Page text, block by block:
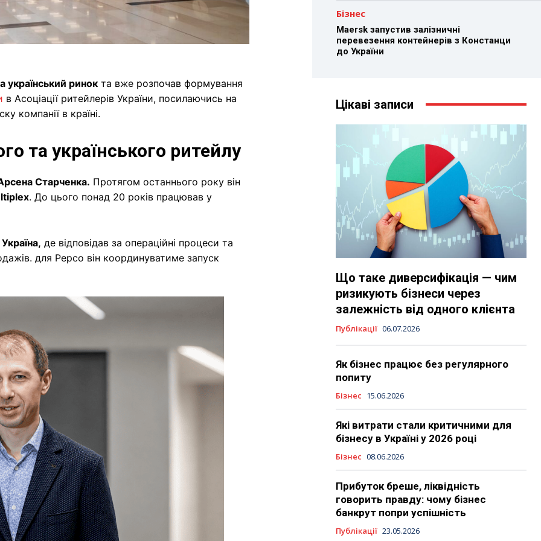
український ринок та вже розпочав формування
в Асоціації ритейлерів України, посилаючись на
компанії в країні.
та українського ритейлу
Старченка. Протягом останнього року він
. До цього понад 20 років працював у
де відповідав за операційні процеси та
для Pepco він координуватиме запуск
Бізнес
Maersk запустив залізничні
перевезення контейнерів з Констанци
до України
Цікаві записи
Що таке диверсифікація — чим
ризикують бізнеси через
залежність від одного клієнта
Публікації 06.07.2026
Як бізнес працює без регулярного
попиту
Бізнес 15.06.2026
Які витрати стали критичними для
бізнесу в Україні у 2026 році
Бізнес 08.06.2026
Прибуток бреше, ліквідність
говорить правду: чому бізнес
банкрут попри успішність
Публікації 23.05.2026